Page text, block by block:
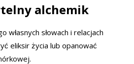
alchemik
własnych słowach i relacjach
eliksir życia lub opanować